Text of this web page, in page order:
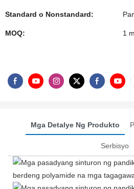
Standard o Nonstandard:
MOQ: 1
Mga Detalye Ng Produkto
Serbisyo